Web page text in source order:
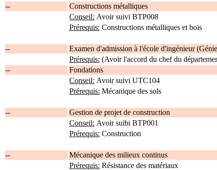
--
Constructions métalliques
Conseil: Avoir suivi BTP008
Prérequis: Constructions métalliques et bois
--
Examen d'admission à l'école d'ingénieur
Prérequis: (Avoir l'accord du chef du
--
Fondations
Conseil: Avoir suivi UTC104
Prérequis: Mécanique des sols
--
Gestion de projet de construction
Conseil: Avoir suibi BTP001
Prérequis: Construction
--
Mécanique des milieux continus
Prérequis: Résistance des matériaux